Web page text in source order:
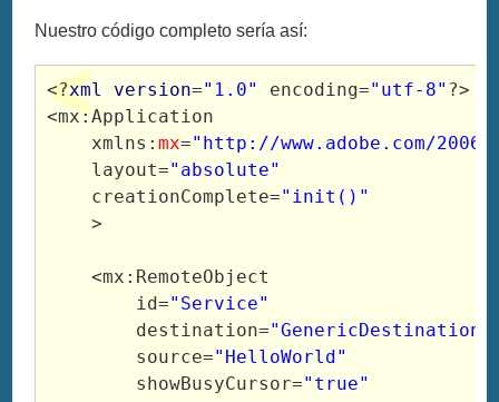
Nuestro código completo sería así:
<?xml version="1.0" encoding="utf-8" ?>
<mx:Application
xmlns:mx="http://www.adobe.com/2006/
layout="absolute"
creationComplete="init()"
>
<mx:RemoteObject
id="Service"
destination="GenericDestination"
source="HelloWorld"
showBusyCursor="true"